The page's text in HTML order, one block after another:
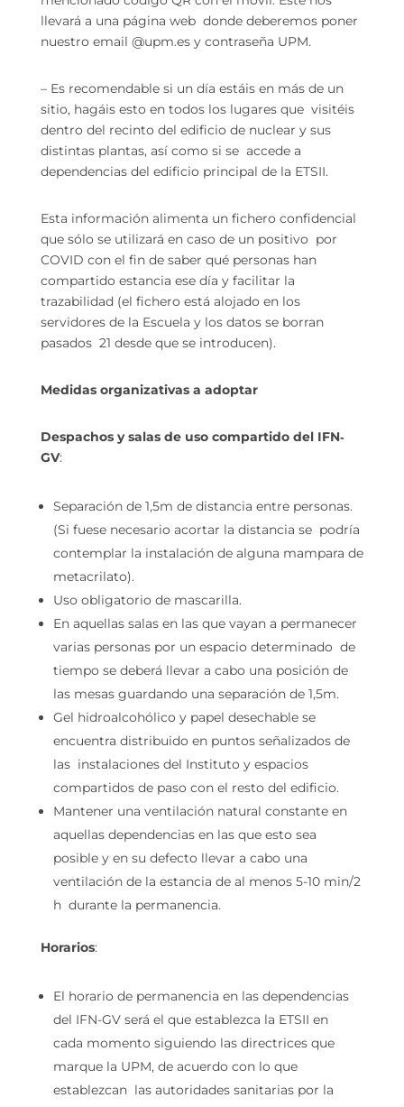
llevará a una página web donde deberemos poner
nuestro email @upm.es y contraseña UPM.
– Es recomendable si un día estáis en más de un
sitio, hagáis esto en todos los lugares que visitéis
dentro del recinto del edificio de nuclear y sus
distintas plantas, así como si se accede a
dependencias del edificio principal de la ETSII.
Esta información alimenta un fichero confidencial
que sólo se utilizará en caso de un positivo por
COVID con el fin de saber qué personas han
compartido estancia ese día y facilitar la
trazabilidad (el fichero está alojado en los
servidores de la Escuela y los datos se borran
pasados 21 desde que se introducen).
Medidas organizativas a adoptar
Despachos y salas de uso compartido del IFN‐
GV:
Separación de 1,5m de distancia entre personas.
(Si fuese necesario acortar la distancia se podría
contemplar la instalación de alguna mampara de
metacrilato).
Uso obligatorio de mascarilla.
En aquellas salas en las que vayan a permanecer
varias personas por un espacio determinado de
tiempo se deberá llevar a cabo una posición de
las mesas guardando una separación de 1,5m.
Gel hidroalcohólico y papel desechable se
encuentra distribuido en puntos señalizados de
las instalaciones del Instituto y espacios
compartidos de paso con el resto del edificio.
Mantener una ventilación natural constante en
aquellas dependencias en las que esto sea
posible y en su defecto llevar a cabo una
ventilación de la estancia de al menos 5-10 min/2
h durante la permanencia.
Horarios:
El horario de permanencia en las dependencias
del IFN-GV será el que establezca la ETSII en
cada momento siguiendo las directrices que
marque la UPM, de acuerdo con lo que
establezcan las autoridades sanitarias por la